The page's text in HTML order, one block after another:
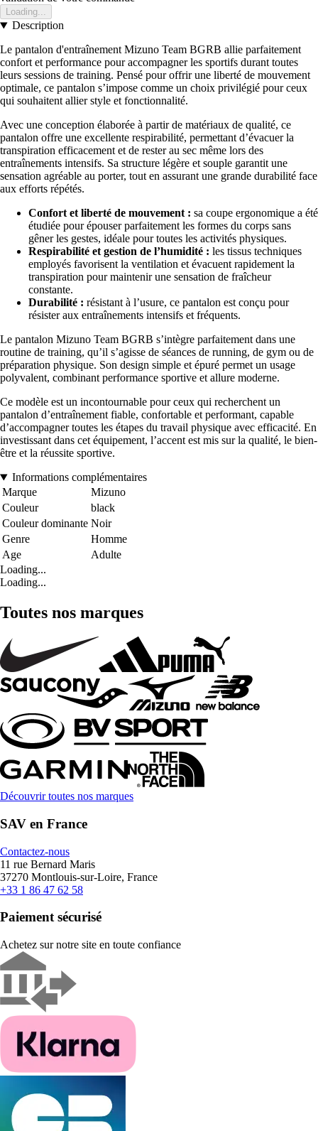
Loading...
Description
Le pantalon d'entraînement Mizuno Team BGRB allie parfaitement
confort et performance pour accompagner les sportifs durant toutes
leurs sessions de training. Pensé pour offrir une liberté de mouvement
optimale, ce pantalon s’impose comme un choix privilégié pour ceux
qui souhaitent allier style et fonctionnalité.
Avec une conception élaborée à partir de matériaux de qualité, ce
pantalon offre une excellente respirabilité, permettant d’évacuer la
transpiration efficacement et de rester au sec même lors des
entraînements intensifs. Sa structure légère et souple garantit une
sensation agréable au porter, tout en assurant une grande durabilité face
aux efforts répétés.
Confort et liberté de mouvement : sa coupe ergonomique a été
étudiée pour épouser parfaitement les formes du corps sans
gêner les gestes, idéale pour toutes les activités physiques.
Respirabilité et gestion de l’humidité : les tissus techniques
employés favorisent la ventilation et évacuent rapidement la
transpiration pour maintenir une sensation de fraîcheur
constante.
Durabilité : résistant à l’usure, ce pantalon est conçu pour
résister aux entraînements intensifs et fréquents.
Le pantalon Mizuno Team BGRB s’intègre parfaitement dans une
routine de training, qu’il s’agisse de séances de running, de gym ou de
préparation physique. Son design simple et épuré permet un usage
polyvalent, combinant performance sportive et allure moderne.
Ce modèle est un incontournable pour ceux qui recherchent un
pantalon d’entraînement fiable, confortable et performant, capable
d’accompagner toutes les étapes du travail physique avec efficacité. En
investissant dans cet équipement, l’accent est mis sur la qualité, le bien-
être et la réussite sportive.
Informations complémentaires
Marque
Mizuno
Couleur
black
Couleur dominante Noir
Genre
Homme
Age
Adulte
Loading...
Loading...
Toutes nos marques
Découvrir toutes nos marques
SAV en France
Contactez-nous
11 rue Bernard Maris
37270 Montlouis-sur-Loire, France
+33 1 86 47 62 58
Paiement sécurisé
Achetez sur notre site en toute confiance